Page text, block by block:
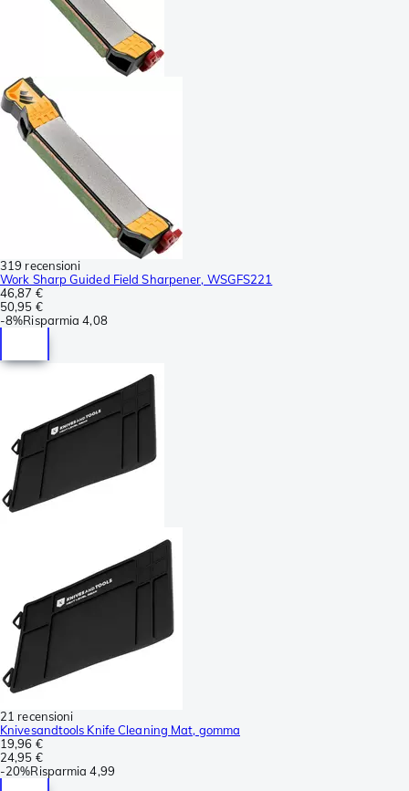
319 recensioni
Work Sharp Guided Field Sharpener, WSGFS221
46,87 €
50,95 €
-8%Risparmia 4,08
21 recensioni
Knivesandtools Knife Cleaning Mat, gomma
19,96 €
24,95 €
-20%Risparmia 4,99